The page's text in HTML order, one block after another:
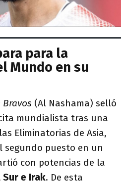
para la
Mundo en su
Bravos (Al Nashama) selló
mundialista tras una
Eliminatorias de Asia,
segundo puesto en un
con potencias de la
Sur e Irak. De esta